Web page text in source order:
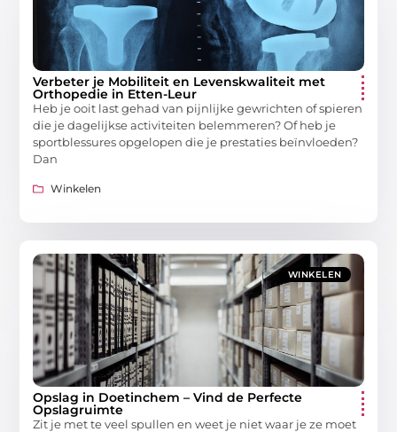
Verbeter je Mobiliteit en Levenskwaliteit met
Orthopedie in Etten-Leur
Heb je ooit last gehad van pijnlijke gewrichten of spieren
die je dagelijkse activiteiten belemmeren? Of heb je
sportblessures opgelopen die je prestaties beïnvloeden?
Dan
Winkelen
WINKELEN
Opslag in Doetinchem – Vind de Perfecte
Opslagruimte
Zit je met te veel spullen en weet je niet waar je ze moet